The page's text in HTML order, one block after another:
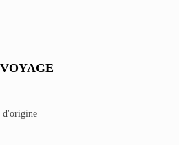
Hoi An - Conseils De Voyage
An En 4 Jours ?